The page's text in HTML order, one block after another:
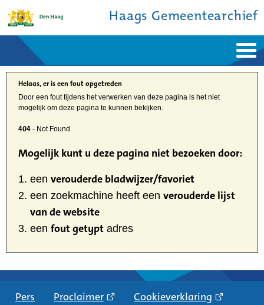
Haags Gemeentearchief
Home
Nieuws
Ontdek de stad
De studiezaal
Bronnen en collecties
Over ons
Contact
Helaas, er is een fout opgetreden
Door een fout tijdens het verwerken van deze pagina is het niet
mogelijk om deze pagina te kunnen bekijken.
404 - Not Found
Mogelijk kunt u deze pagina niet bezoeken door:
een verouderde bladwijzer/favoriet
een zoekmachine heeft een verouderde lijst
van de website
een fout getypt adres
Pers Proclaimer Cookieverklaring